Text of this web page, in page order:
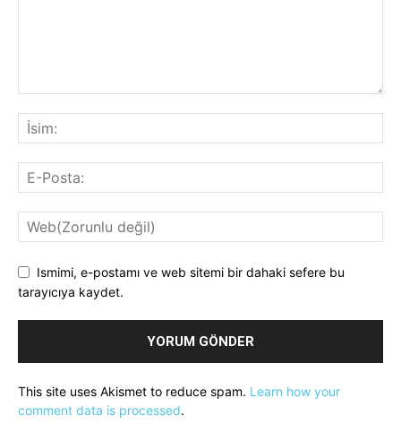
Ismimi, e-postamı ve web sitemi bir dahaki sefere bu
tarayıcıya kaydet.
This site uses Akismet to reduce spam. Learn how your
comment data is processed.